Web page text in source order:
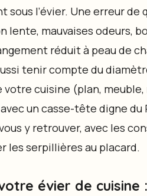
l’évier. Une erreur de
lente, mauvaises odeurs,
réduit à peau de
tenir compte du
cuisine (plan,
un casse-tête digne du
y retrouver, avec les
les serpillières au placard.
évier de cuisine